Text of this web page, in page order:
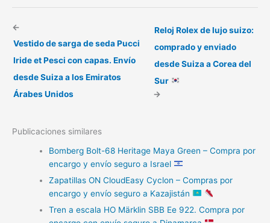
←
Vestido de sarga de seda Pucci
Iride et Pesci con capas. Envío
desde Suiza a los Emiratos
Árabes Unidos
Reloj Rolex de lujo suizo:
comprado y enviado
desde Suiza a Corea del
Sur
→
Publicaciones similares
Bomberg Bolt-68 Heritage Maya Green – Compra por
encargo y envío seguro a Israel
Zapatillas ON CloudEasy Cyclon – Compras por
encargo y envío seguro a Kazajistán
Tren a escala HO Märklin SBB Ee 922. Compra por